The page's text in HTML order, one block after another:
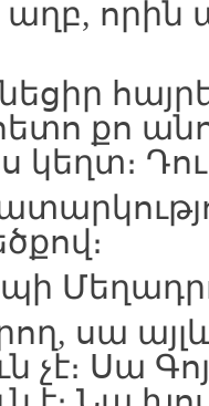
որին
քո
կեղտ։
սա
չէ։ Սա